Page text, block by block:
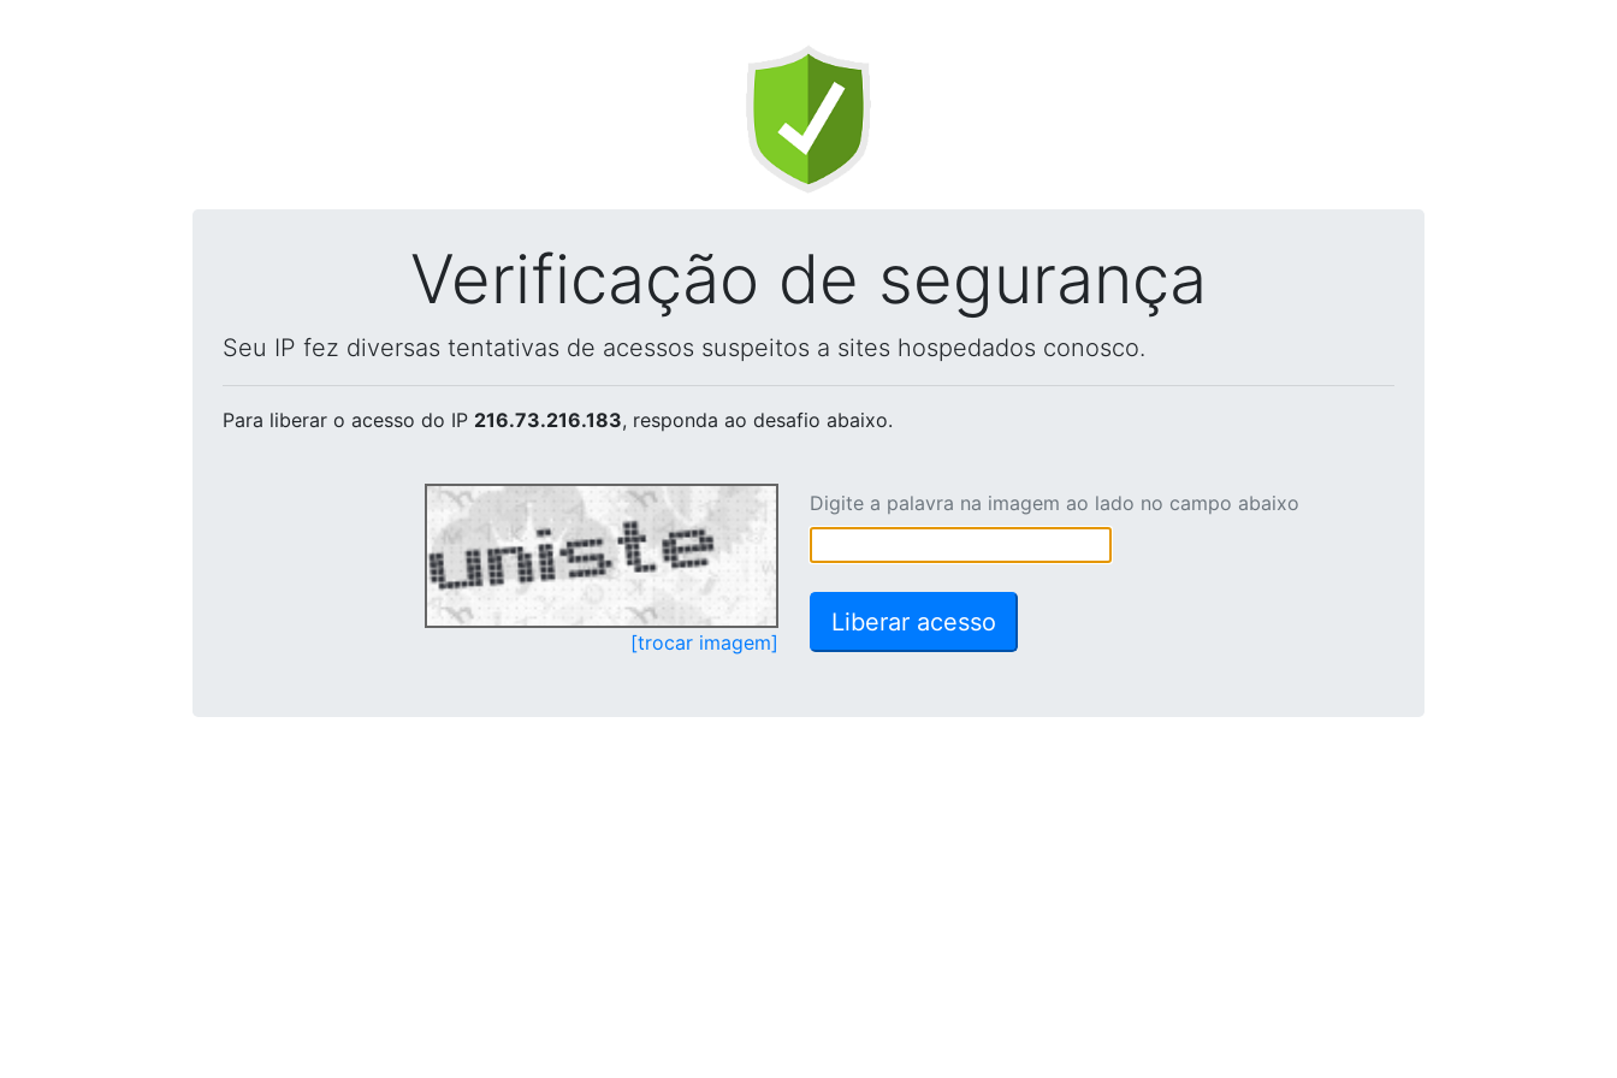
Verificação de segurança
Seu IP fez diversas tentativas de acessos suspeitos a sites hospedados conosco.
Para liberar o acesso do IP 216.73.216.183, responda ao desafio abaixo.
[trocar imagem]
Digite a palavra na imagem ao lado no campo abaixo